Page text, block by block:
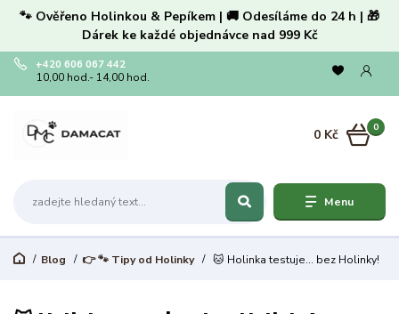
🐾 Ověřeno Holinkou & Pepíkem | 🚚 Odesíláme do 24 h | 🎁
Dárek ke každé objednávce nad 999 Kč
Menu
+420 606 067 442
10,00 hod.- 14,00 hod.
0
0 Kč
Blog 👉 🐾 Tipy od Holinky 🐱 Holinka testuje… bez Holinky!